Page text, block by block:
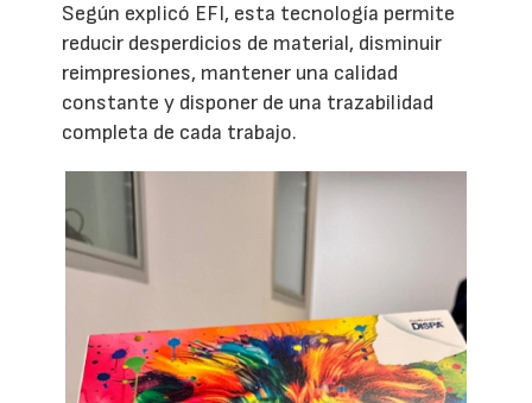
Según explicó EFI, esta tecnología permite
reducir desperdicios de material, disminuir
reimpresiones, mantener una calidad
constante y disponer de una trazabilidad
completa de cada trabajo.